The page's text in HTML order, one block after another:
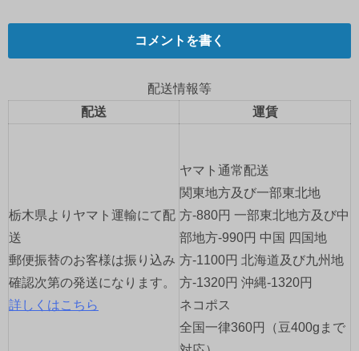
ナ
ビ
ー
ン
コメントを書く
配送情報等
配送
運賃
栃木県よりヤマト運輸にて配
送
郵便振替のお客様は振り込み
確認次第の発送になります。
詳しくはこちら
ヤマト通常配送
関東地方及び一部東北地
方-880円 一部東北地方及び中
部地方-990円 中国 四国地
方-1100円 北海道及び九州地
方-1320円 沖縄-1320円
ネコポス
全国一律360円（豆400gまで